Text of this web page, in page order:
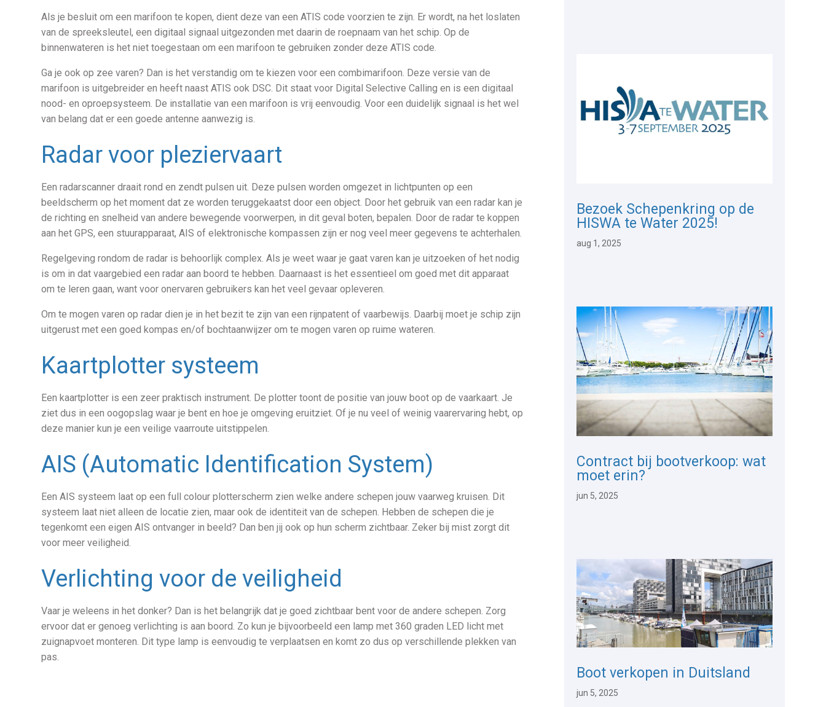
Als je besluit om een marifoon te kopen, dient deze van een ATIS code voorzien te zijn. Er wordt, na het loslaten
van de spreeksleutel, een digitaal signaal uitgezonden met daarin de roepnaam van het schip. Op de
binnenwateren is het niet toegestaan om een marifoon te gebruiken zonder deze ATIS code.
Ga je ook op zee varen? Dan is het verstandig om te kiezen voor een combimarifoon. Deze versie van de
marifoon is uitgebreider en heeft naast ATIS ook DSC. Dit staat voor Digital Selective Calling en is een digitaal
nood- en oproepsysteem. De installatie van een marifoon is vrij eenvoudig. Voor een duidelijk signaal is het wel
van belang dat er een goede antenne aanwezig is.
Radar voor pleziervaart
Een radarscanner draait rond en zendt pulsen uit. Deze pulsen worden omgezet in lichtpunten op een
beeldscherm op het moment dat ze worden teruggekaatst door een object. Door het gebruik van een radar kan je
de richting en snelheid van andere bewegende voorwerpen, in dit geval boten, bepalen. Door de radar te koppen
aan het GPS, een stuurapparaat, AIS of elektronische kompassen zijn er nog veel meer gegevens te achterhalen.
Regelgeving rondom de radar is behoorlijk complex. Als je weet waar je gaat varen kan je uitzoeken of het nodig
is om in dat vaargebied een radar aan boord te hebben. Daarnaast is het essentieel om goed met dit apparaat
om te leren gaan, want voor onervaren gebruikers kan het veel gevaar opleveren.
Om te mogen varen op radar dien je in het bezit te zijn van een rijnpatent of vaarbewijs. Daarbij moet je schip zijn
uitgerust met een goed kompas en/of bochtaanwijzer om te mogen varen op ruime wateren.
Kaartplotter systeem
Een kaartplotter is een zeer praktisch instrument. De plotter toont de positie van jouw boot op de vaarkaart. Je
ziet dus in een oogopslag waar je bent en hoe je omgeving eruitziet. Of je nu veel of weinig vaarervaring hebt, op
deze manier kun je een veilige vaarroute uitstippelen.
AIS (Automatic Identification System)
Een AIS systeem laat op een full colour plotterscherm zien welke andere schepen jouw vaarweg kruisen. Dit
systeem laat niet alleen de locatie zien, maar ook de identiteit van de schepen. Hebben de schepen die je
tegenkomt een eigen AIS ontvanger in beeld? Dan ben jij ook op hun scherm zichtbaar. Zeker bij mist zorgt dit
voor meer veiligheid.
Verlichting voor de veiligheid
Vaar je weleens in het donker? Dan is het belangrijk dat je goed zichtbaar bent voor de andere schepen. Zorg
ervoor dat er genoeg verlichting is aan boord. Zo kun je bijvoorbeeld een lamp met 360 graden LED licht met
zuignapvoet monteren. Dit type lamp is eenvoudig te verplaatsen en komt zo dus op verschillende plekken van
pas.
Bezoek Schepenkring op de
HISWA te Water 2025!
aug 1, 2025
Contract bij bootverkoop: wat
moet erin?
jun 5, 2025
Boot verkopen in Duitsland
jun 5, 2025